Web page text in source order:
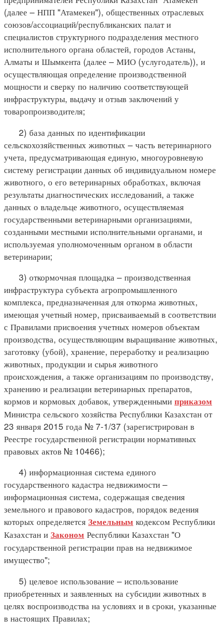
(далее – НПП "Атамекен"), общественных отраслевых
союзов/ассоциаций/республиканских палат и
специалистов структурного подразделения местного
исполнительного органа областей, городов Астаны,
Алматы и Шымкента (далее – МИО (услугодатель)), и
осуществляющая определение производственной
мощности и сверку по наличию соответствующей
инфраструктуры, выдачу и отзыв заключений у
товаропроизводителя;
2) база данных по идентификации
сельскохозяйственных животных – часть ветеринарного
учета, предусматривающая единую, многоуровневую
систему регистрации данных об индивидуальном номере
животного, о его ветеринарных обработках, включая
результаты диагностических исследований, а также
данных о владельце животного, осуществляемая
государственными ветеринарными организациями,
созданными местными исполнительными органами, и
используемая уполномоченным органом в области
ветеринарии;
3) откормочная площадка – производственная
инфраструктура субъекта агропромышленного
комплекса, предназначенная для откорма животных,
имеющая учетный номер, присваиваемый в соответствии
с Правилами присвоения учетных номеров объектам
производства, осуществляющим выращивание животных,
заготовку (убой), хранение, переработку и реализацию
животных, продукции и сырья животного
происхождения, а также организациям по производству,
хранению и реализации ветеринарных препаратов,
кормов и кормовых добавок, утвержденными приказом
Министра сельского хозяйства Республики Казахстан от
23 января 2015 года № 7-1/37 (зарегистрирован в
Реестре государственной регистрации нормативных
правовых актов № 10466);
4) информационная система единого
государственного кадастра недвижимости –
информационная система, содержащая сведения
земельного и правового кадастров, порядок ведения
которых определяется Земельным кодексом Республики
Казахстан и Законом Республики Казахстан "О
государственной регистрации прав на недвижимое
имущество";
5) целевое использование – использование
приобретенных и заявленных на субсидии животных в
целях воспроизводства на условиях и в сроки, указанные
в настоящих Правилах;